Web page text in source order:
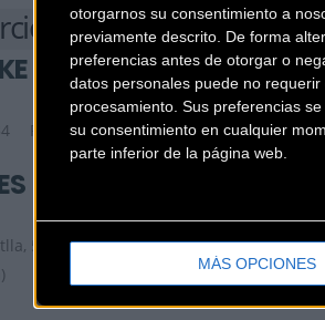
otorgarnos su consentimiento a
previamente descrito. De forma
preferencias antes de otorgar o
datos personales puede no
procesamiento. Sus preferencias
su consentimiento en cualquier
parte inferior de la página web.
MÁS OPCIONES
Rubí (Barcelona)
51 Bajos
La